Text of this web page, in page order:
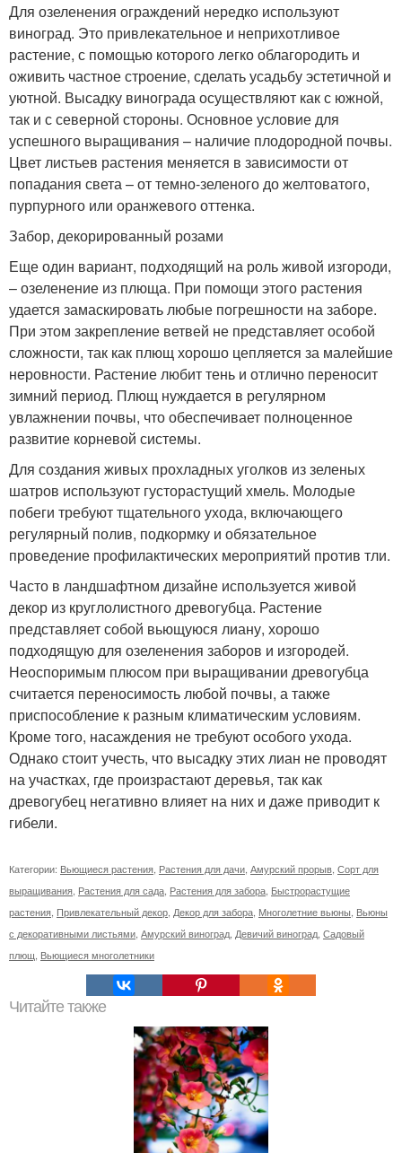
Для озеленения ограждений нередко используют
виноград. Это привлекательное и неприхотливое
растение, с помощью которого легко облагородить и
оживить частное строение, сделать усадьбу эстетичной и
уютной. Высадку винограда осуществляют как с южной,
так и с северной стороны. Основное условие для
успешного выращивания – наличие плодородной почвы.
Цвет листьев растения меняется в зависимости от
попадания света – от темно-зеленого до желтоватого,
пурпурного или оранжевого оттенка.
Забор, декорированный розами
Еще один вариант, подходящий на роль живой изгороди,
– озеленение из плюща. При помощи этого растения
удается замаскировать любые погрешности на заборе.
При этом закрепление ветвей не представляет особой
сложности, так как плющ хорошо цепляется за малейшие
неровности. Растение любит тень и отлично переносит
зимний период. Плющ нуждается в регулярном
увлажнении почвы, что обеспечивает полноценное
развитие корневой системы.
Для создания живых прохладных уголков из зеленых
шатров используют густорастущий хмель. Молодые
побеги требуют тщательного ухода, включающего
регулярный полив, подкормку и обязательное
проведение профилактических мероприятий против тли.
Часто в ландшафтном дизайне используется живой
декор из круглолистного древогубца. Растение
представляет собой вьющуюся лиану, хорошо
подходящую для озеленения заборов и изгородей.
Неоспоримым плюсом при выращивании древогубца
считается переносимость любой почвы, а также
приспособление к разным климатическим условиям.
Кроме того, насаждения не требуют особого ухода.
Однако стоит учесть, что высадку этих лиан не проводят
на участках, где произрастают деревья, так как
древогубец негативно влияет на них и даже приводит к
гибели.
Категории: Вьющиеся растения Растения для дачи Амурский прорыв Сорт для
выращивания Растения для сада Растения для забора Быстрорастущие
растения Привлекательный декор Декор для забора Многолетние вьюны Вьюны
с декоративными листьями Амурский виноград Девичий виноград Садовый
плющ Вьющиеся многолетники
Читайте также